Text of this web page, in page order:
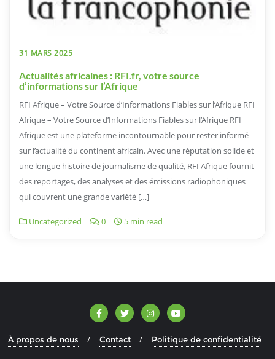
31 MARS 2025
Actualités africaines : RFI.fr, votre source
d’informations sur l’Afrique
RFI Afrique – Votre Source d’Informations Fiables sur l’Afrique RFI
Afrique – Votre Source d’Informations Fiables sur l’Afrique RFI
Afrique est une plateforme incontournable pour rester informé
sur l’actualité du continent africain. Avec une réputation solide et
une longue histoire de journalisme de qualité, RFI Afrique fournit
des reportages, des analyses et des émissions radiophoniques
qui couvrent une grande variété […]
Uncategorized 0 5 min read
À propos de nous Contact Politique de confidentialité